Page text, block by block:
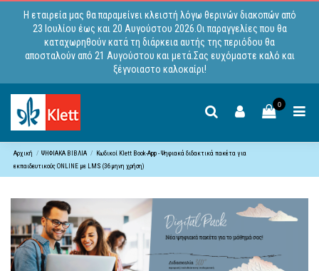
Η εταιρεία μας θα παραμείνει κλειστή λόγω θερινών διακοπών από
23 Ιουλίου έως και 20 Αυγούστου 2026.Οι παραγγελίες που θα
καταχωρηθούν κατά τη διάρκεια αυτής της περιόδου θα
αποσταλούν από 21 Αυγούστου και μετά.Σας ευχόμαστε καλό και
ξέγνοιαστο καλοκαίρι!
0
Αρχική ΨΗΦΙΑΚΑ ΒΙΒΛΙΑ
Κωδικoί Klett Book-App - Ψηφιακά διδακτικά πακέτα για
εκπαιδευτικούς ONLINE με LMS (36μηνη χρήση)